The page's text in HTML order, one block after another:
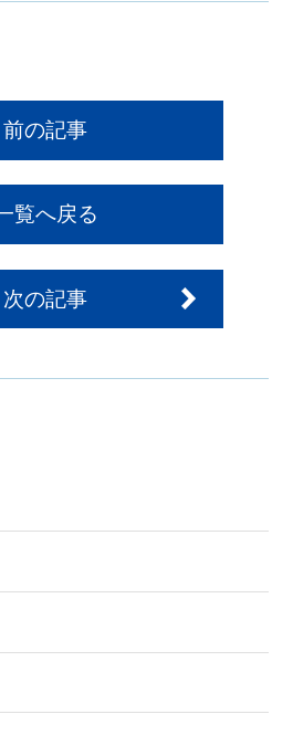
前の記事
覧へ戻る
次の記事